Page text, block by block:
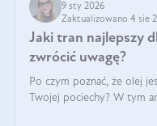
9 sty 2026
Zaktualizowano 4 sie
Jaki tran najlepszy
zwrócić uwagę?
Po czym poznać, że olej
Twojej pociechy? W tym